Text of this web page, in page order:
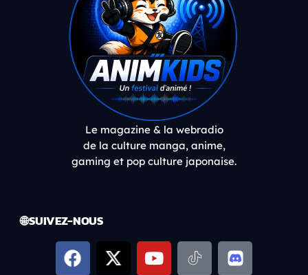
Le magazine & la webradio
de la culture manga, anime,
gaming et pop culture japonaise.
🌐 SUIVEZ-NOUS